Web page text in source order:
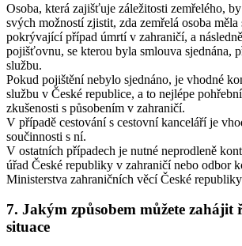
Osoba, která zajišťuje záležitosti zemřelého,
svých možností zjistit, zda zemřelá osoba
pokrývající případ úmrtí v zahraničí, a
pojišťovnu, se kterou byla smlouva sjednána,
službu.
Pokud pojištění nebylo sjednáno, je vhodné
službu v České republice, a to nejlépe
zkušenosti s působením v zahraničí.
V případě cestování s cestovní kanceláří je
součinnosti s ní.
V ostatních případech je nutné neprodleně
úřad České republiky v zahraničí nebo odbor
Ministerstva zahraničních věcí České
7. Jakým způsobem můžete zahájit
situace